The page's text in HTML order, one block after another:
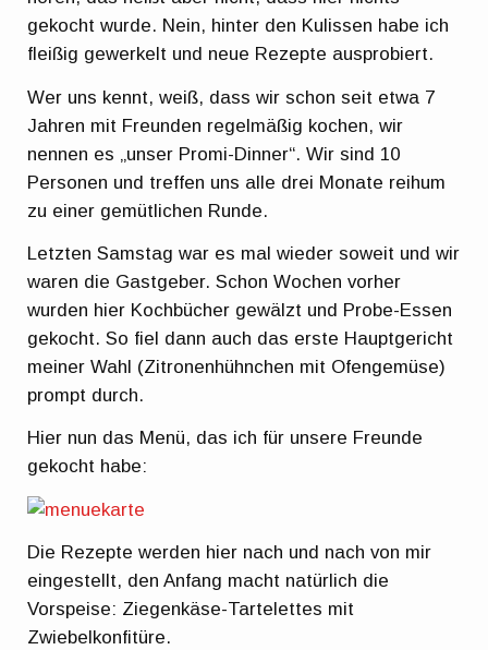
gekocht wurde. Nein, hinter den Kulissen habe ich
fleißig gewerkelt und neue Rezepte ausprobiert.
Wer uns kennt, weiß, dass wir schon seit etwa 7
Jahren mit Freunden regelmäßig kochen, wir
nennen es „unser Promi-Dinner“. Wir sind 10
Personen und treffen uns alle drei Monate reihum
zu einer gemütlichen Runde.
Letzten Samstag war es mal wieder soweit und wir
waren die Gastgeber. Schon Wochen vorher
wurden hier Kochbücher gewälzt und Probe-Essen
gekocht. So fiel dann auch das erste Hauptgericht
meiner Wahl (Zitronenhühnchen mit Ofengemüse)
prompt durch.
Hier nun das Menü, das ich für unsere Freunde
gekocht habe:
Die Rezepte werden hier nach und nach von mir
eingestellt, den Anfang macht natürlich die
Vorspeise: Ziegenkäse-Tartelettes mit
Zwiebelkonfitüre.